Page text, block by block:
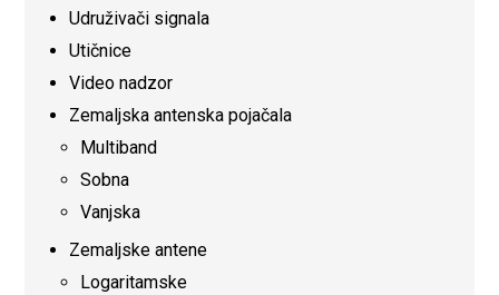
Udruživači signala
Utičnice
Video nadzor
Zemaljska antenska pojačala
Multiband
Sobna
Vanjska
Zemaljske antene
Logaritamske